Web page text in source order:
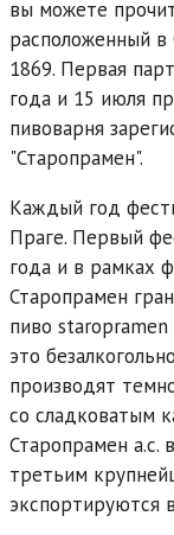
вы можете
расположенный
1869. Первая
года и 15 июля
пивоварня
"Старопрамен".
Каждый год
Праге. Первый
года и в рамках
Старопрамен
пиво
это
производят
со сладковатым
Старопрамен а.с.
третьим
экспортируются